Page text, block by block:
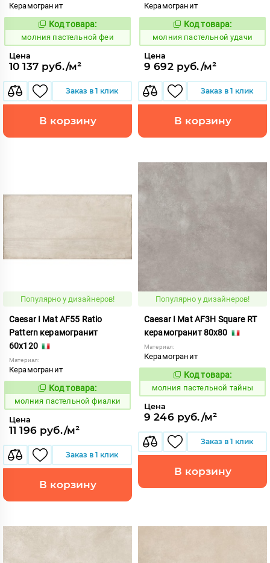
Керамогранит
1008738
Код товара:
молния пастельной феи
Цена
10 137 руб./м²
Заказ в 1 клик
В корзину
Керамогранит
1008735
Код товара:
молния пастельной удачи
Цена
9 692 руб./м²
Заказ в 1 клик
В корзину
Популярно у дизайнеров!
Caesar I Mat AF55 Ratio
Pattern керамогранит
60x120
Материал:
Керамогранит
1008739
Код товара:
молния пастельной фиалки
Цена
11 196 руб./м²
Заказ в 1 клик
В корзину
Популярно у дизайнеров!
Caesar I Mat AF3H Square RT
керамогранит 80x80
Материал:
Керамогранит
1008726
Код товара:
молния пастельной тайны
Цена
9 246 руб./м²
Заказ в 1 клик
В корзину